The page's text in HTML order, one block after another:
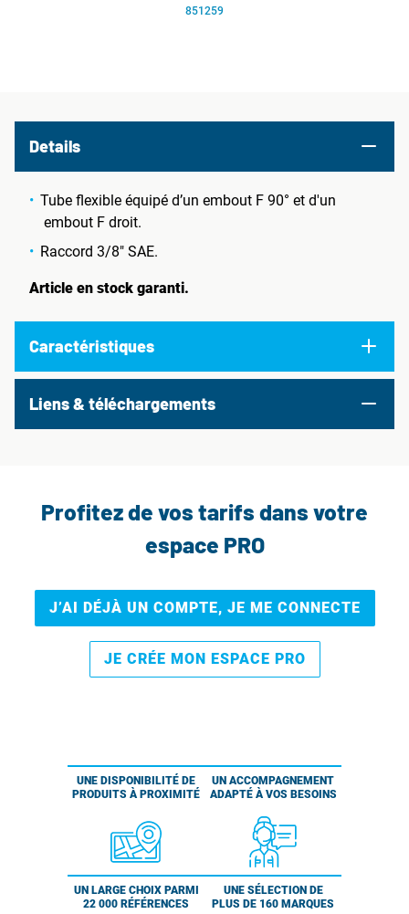
851259
Details
Tube flexible équipé d’un embout F 90° et d'un
embout F droit.
Raccord 3/8" SAE.
Article en stock garanti.
Caractéristiques
Liens & téléchargements
Profitez de vos tarifs dans votre
espace PRO
J’AI DÉJÀ UN COMPTE, JE ME CONNECTE
JE CRÉE MON ESPACE PRO
UNE DISPONIBILITÉ DE
PRODUITS À PROXIMITÉ
UN ACCOMPAGNEMENT
ADAPTÉ À VOS BESOINS
UN LARGE CHOIX PARMI
22 000 RÉFÉRENCES
UNE SÉLECTION DE
PLUS DE 160 MARQUES